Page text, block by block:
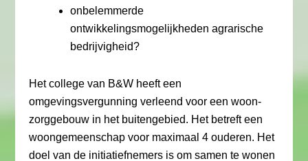
onbelemmerde
ontwikkelingsmogelijkheden agrarische
bedrijvigheid?
Het college van B&W heeft een
omgevingsvergunning verleend voor een woon-
zorggebouw in het buitengebied. Het betreft een
woongemeenschap voor maximaal 4 ouderen. Het
doel van de initiatiefnemers is om samen te wonen